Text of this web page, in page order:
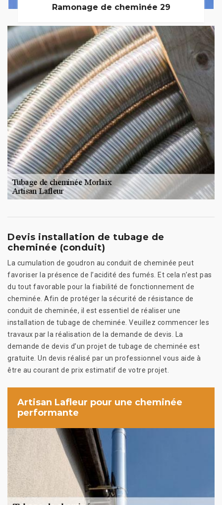
Ramonage de cheminée 29
Devis installation de tubage de
cheminée (conduit)
La cumulation de goudron au conduit de cheminée peut
favoriser la présence de l’acidité des fumés. Et cela n’est pas
du tout favorable pour la fiabilité de fonctionnement de
cheminée. Afin de protéger la sécurité de résistance de
conduit de cheminée, il est essentiel de réaliser une
installation de tubage de cheminée. Veuillez commencer les
travaux par la réalisation de la demande de devis. La
demande de devis d’un projet de tubage de cheminée est
gratuite. Un devis réalisé par un professionnel vous aide à
être au courant de prix estimatif de votre projet.
Artisan Lafleur pour une cheminée
performante